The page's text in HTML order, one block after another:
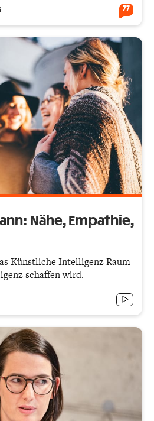
77
Nähe, Empathie,
Künstliche Intelligenz Raum
schaffen wird.